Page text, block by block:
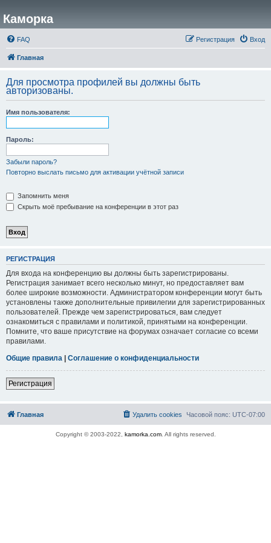
Каморка
FAQ Вход
Регистрация
Главная
Для просмотра профилей вы должны быть
авторизованы.
Имя пользователя:
Пароль:
Забыли пароль?
Повторно выслать письмо для активации учётной записи
Запомнить меня
Скрыть моё пребывание на конференции в этот раз
РЕГИСТРАЦИЯ
Для входа на конференцию вы должны быть зарегистрированы.
Регистрация занимает всего несколько минут, но предоставляет вам
более широкие возможности. Администратором конференции могут быть
установлены также дополнительные привилегии для зарегистрированных
пользователей. Прежде чем зарегистрироваться, вам следует
ознакомиться с правилами и политикой, принятыми на конференции.
Помните, что ваше присутствие на форумах означает согласие со всеми
правилами.
Общие правила | Соглашение о конфиденциальности
Регистрация
Главная Часовой пояс: UTC-07:00
Удалить cookies
Copyright © 2003-2022, kamorka.com. All rights reserved.